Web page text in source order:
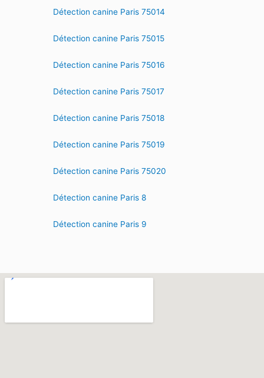
Détection canine Paris 75014
Détection canine Paris 75015
Détection canine Paris 75016
Détection canine Paris 75017
Détection canine Paris 75018
Détection canine Paris 75019
Détection canine Paris 75020
Détection canine Paris 8
Détection canine Paris 9